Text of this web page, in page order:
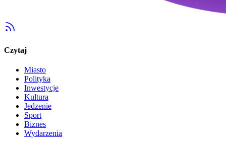
Czytaj
Miasto
Polityka
Inwestycje
Kultura
Jedzenie
Sport
Biznes
Wydarzenia